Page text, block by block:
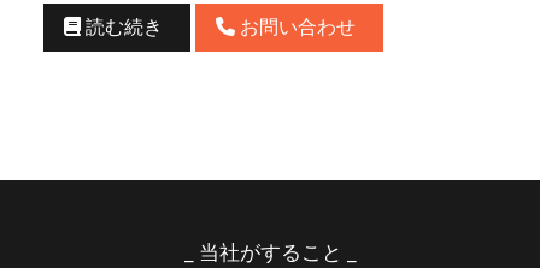
読む続き お問い合わせ
_ 当社がすること _